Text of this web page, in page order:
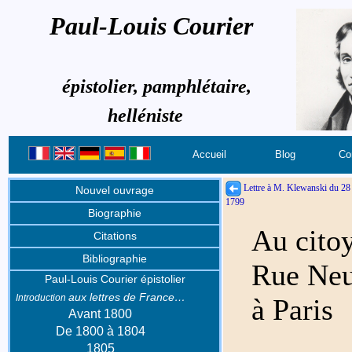
Paul-Louis Courier
épistolier, pamphlétaire,
helléniste
Accueil Blog
Nouvel ouvrage
Biographie
Citations
Bibliographie
Paul-Louis Courier épistolier
Introduction aux lettres de France…
Avant 1800
De 1800 à 1804
1805
Lettre à M. Klewanski du 28
1799
Au
Rue
à Paris